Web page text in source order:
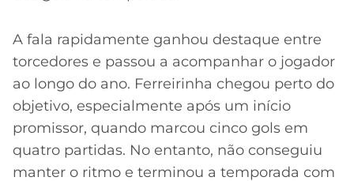
A fala rapidamente ganhou destaque entre
torcedores e passou a acompanhar o jogador
ao longo do ano. Ferreirinha chegou perto do
objetivo, especialmente após um início
promissor, quando marcou cinco gols em
quatro partidas. No entanto, não conseguiu
manter o ritmo e terminou a temporada com